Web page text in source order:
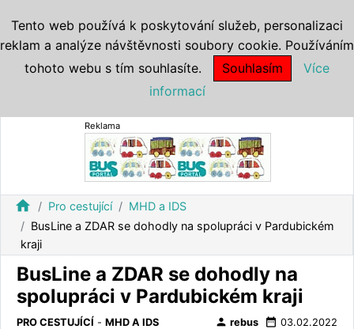
Reklama
home Pro cestující
MHD a IDS
BusLine a ZDAR se dohodly na spolupráci v Pardubickém
kraji
BusLine a ZDAR se dohodly na
spolupráci v Pardubickém kraji
PRO CESTUJÍCÍ - MHD A IDS person rebus date_range 03.02.2022
Tento web používá k poskytování služeb, personalizaci
reklam a analýze návštěvnosti soubory cookie. Používáním
tohoto webu s tím souhlasíte.
Souhlasím
Více
informací